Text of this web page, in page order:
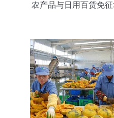
农产品与日用百货免